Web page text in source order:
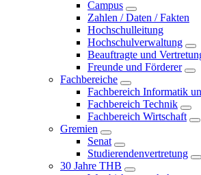
Campus
Zahlen / Daten / Fakten
Hochschulleitung
Hochschulverwaltung
Beauftragte und
Freunde und Förderer
Fachbereiche
Fachbereich Informatik
Fachbereich Technik
Fachbereich Wirtschaft
Gremien
Senat
Studierendenvertretung
30 Jahre THB